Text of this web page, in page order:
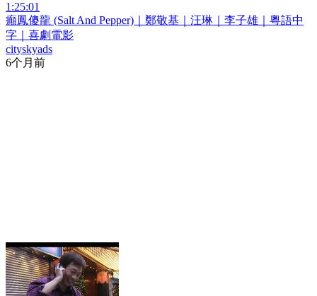
1:25:01
癲鳳傻龍 (Salt And Pepper)｜鄭敬基｜汪琳｜李子雄｜粵語中
字｜喜劇電影
cityskyads
6个月前